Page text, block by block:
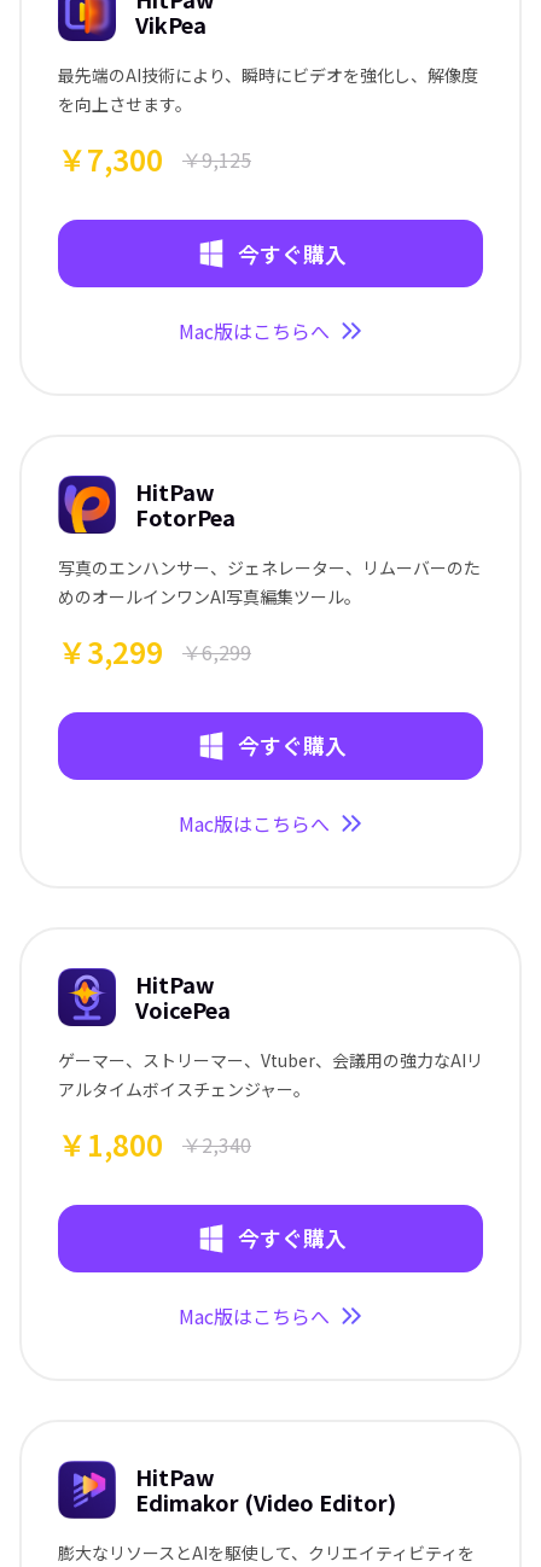
VikPea
最先端のAI技術により、瞬時にビデオを強化し、解像度
を向上させます。
￥7,300 ￥9,125
今すぐ購入
Mac版はこちらへ
HitPaw
FotorPea
写真のエンハンサー、ジェネレーター、リムーバーのた
めのオールインワンAI写真編集ツール。
￥3,299 ￥6,299
今すぐ購入
Mac版はこちらへ
HitPaw
VoicePea
ゲーマー、ストリーマー、Vtuber、会議用の強力なAIリ
アルタイムボイスチェンジャー。
￥1,800 ￥2,340
今すぐ購入
Mac版はこちらへ
HitPaw
Edimakor (Video Editor)
膨大なリソースとAIを駆使して、クリエイティビティを